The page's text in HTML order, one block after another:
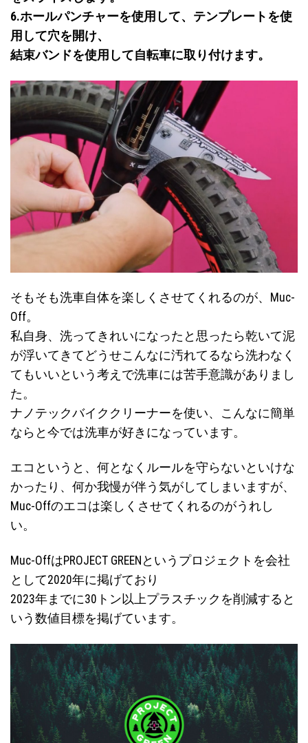
6.ホールパンチャーを使用して、テンプレートを使
用して穴を開け、
結束バンドを使用して自転車に取り付けます。
そもそも洗車自体を楽しくさせてくれるのが、Muc-
Off。
私自身、洗ってきれいになったと思ったら乾いて泥
が浮いてきてどうせこんなに汚れてるなら洗わなく
てもいいという考えで洗車には苦手意識がありまし
た。
ナノテックバイククリーナーを使い、こんなに簡単
ならと今では洗車が好きになっています。
エコというと、何となくルールを守らないといけな
かったり、何か我慢が伴う気がしてしまいますが、
Muc-Offのエコは楽しくさせてくれるのがうれし
い。
Muc-OffはPROJECT GREENというプロジェクトを会社
として2020年に掲げており
2023年までに30トン以上プラスチックを削減すると
いう数値目標を掲げています。